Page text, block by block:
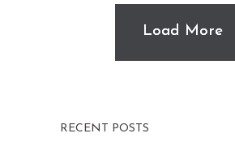
Load More
RECENT POSTS